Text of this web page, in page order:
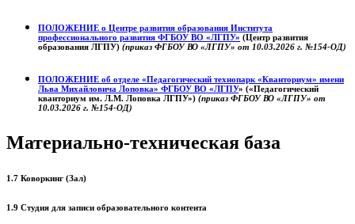
ПОЛОЖЕНИЕ о Центре развития образования Института
профессионального развития ФГБОУ ВО «ЛГПУ» (Центр развития
образования ЛГПУ) (приказ ФГБОУ ВО «ЛГПУ» от 10.03.2026 г. №154-ОД)
ПОЛОЖЕНИЕ об отделе «Педагогический технопарк «Кванториум» имени
Льва Михайловича Лоповка» ФГБОУ ВО «ЛГПУ» («Педагогический
кванториум им. Л.М. Лоповка ЛГПУ») (приказ ФГБОУ ВО «ЛГПУ» от
10.03.2026 г. №154-ОД)
Материально-техническая база
1.7 Коворкинг (Зал)
1.9 Студия для записи образовательного контента